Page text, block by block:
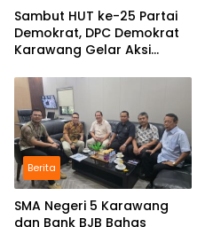
Sambut HUT ke-25 Partai
Demokrat, DPC Demokrat
Karawang Gelar Aksi
Ciampel
Berita
SMA Negeri 5 Karawang
dan Bank BJB Bahas